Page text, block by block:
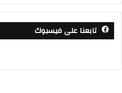
تابعنا على فيسبوك